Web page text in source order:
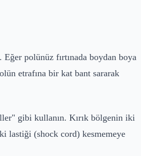
polünüz fırtınada boydan boya
etrafına bir kat bant sararak
gibi kullanın. Kırık bölgenin iki
lastiği (shock cord) kesmemeye